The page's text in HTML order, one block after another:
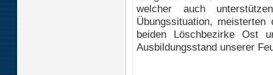
welcher auch
Übungssituation,
beiden Löschbezirke Ost
Ausbildungsstand unserer